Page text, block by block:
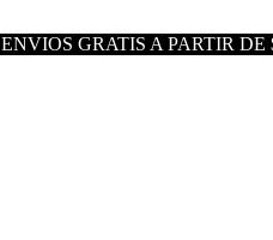
ENVIOS GRATIS A PARTIR DE